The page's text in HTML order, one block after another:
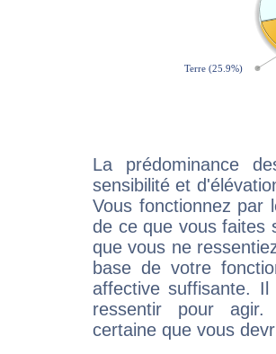
La prédominance
sensibilité et
Vous fonctionnez
de ce que vous faites
que vous ne
base de votre
affective suffisante.
ressentir pour agir.
certaine que vous